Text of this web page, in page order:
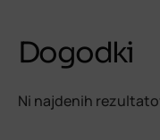
Dogodki
Ni najdenih